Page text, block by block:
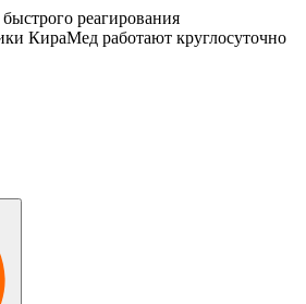
реагирования
КираМед работают круглосуточно